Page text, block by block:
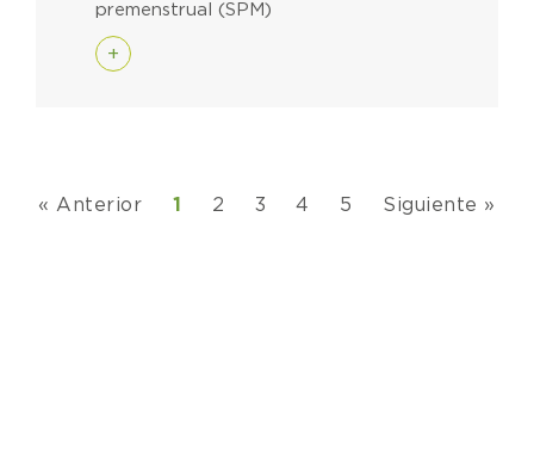
premenstrual (SPM)
+
« Anterior 1 2 3 4 5 Siguiente »